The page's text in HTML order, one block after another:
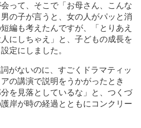
って、そこで「お母さん、こんな
の子が言うと、女の人がパッと消
編も考えたんですが、「とりあえ
にしちゃえ」と、子どもの成長を
定にしました。
がないのに、すごくドラマティッ
の講演で説明をうかがったとき
を見落としているな」と、つくづ
岸が時の経過とともにコンクリー